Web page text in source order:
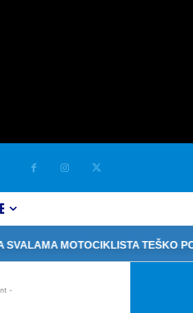
MOTOCIKLISTA TEŠKO
-